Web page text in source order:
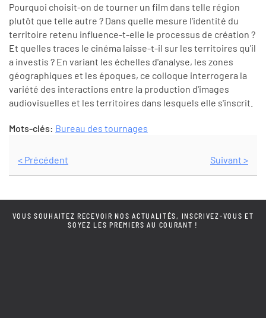
Pourquoi choisit-on de tourner un film dans telle région
plutôt que telle autre ? Dans quelle mesure l'identité du
territoire retenu influence-t-elle le processus de création ?
Et quelles traces le cinéma laisse-t-il sur les territoires qu'il
a investis ? En variant les échelles d'analyse, les zones
géographiques et les époques, ce colloque interrogera la
variété des interactions entre la production d'images
audiovisuelles et les territoires dans lesquels elle s'inscrit.
Mots-clés: Bureau des tournages
< Précédent Suivant >
VOUS SOUHAITEZ RECEVOIR NOS ACTUALITÉS, INSCRIVEZ-VOUS ET
SOYEZ LES PREMIERS AU COURANT !